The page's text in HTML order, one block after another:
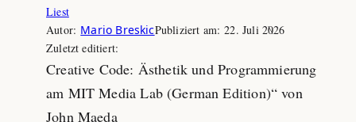
Liest
Autor: Mario BreskicPubliziert am:22. Juli 2026
Zuletzt editiert:
Creative Code: Ästhetik und Programmierung
am MIT Media Lab (German Edition)“ von
John Maeda